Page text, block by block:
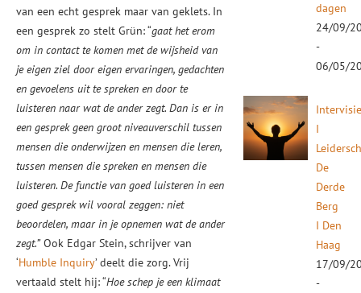
van een echt gesprek maar van geklets. In
een gesprek zo stelt Grün: “gaat het erom
om in contact te komen met de wijsheid van
je eigen ziel door eigen ervaringen, gedachten
en gevoelens uit te spreken en door te
luisteren naar wat de ander zegt. Dan is er in
een gesprek geen groot niveauverschil tussen
mensen die onderwijzen en mensen die leren,
tussen mensen die spreken en mensen die
luisteren. De functie van goed luisteren in een
goed gesprek wil vooral zeggen: niet
beoordelen, maar in je opnemen wat de ander
zegt.”Ook Edgar Stein, schrijver van
‘Humble Inquiry’ deelt die zorg. Vrij
vertaald stelt hij: “Hoe schep je een klimaat
dagen
24/09/
-
06/05/
I
De
Derde
Berg
I Den
Haag
17/09/
-